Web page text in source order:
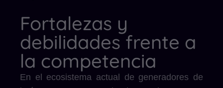
Fortalezas y
debilidades frente a
la competencia
En el ecosistema actual de generadores de